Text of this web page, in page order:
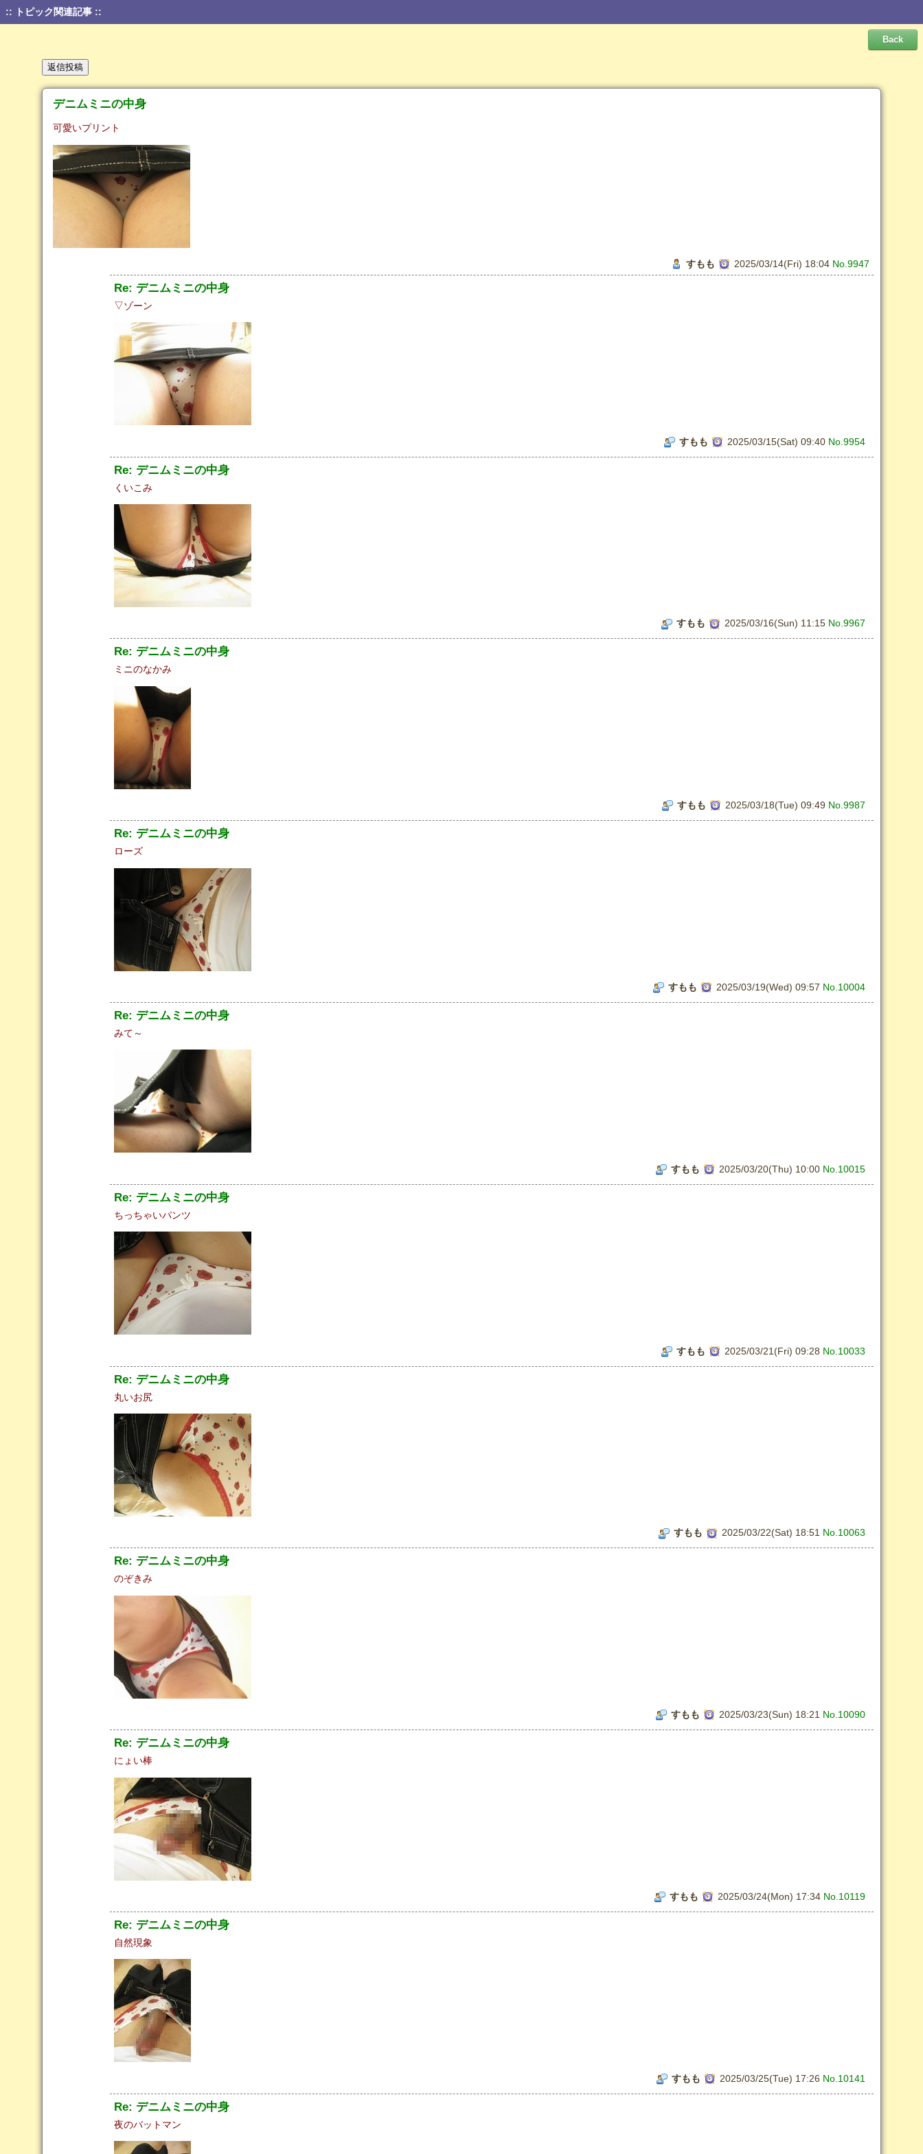
:: トピック関連記事 ::
デニムミニの中身
可愛いプリント
すもも 2025/03/14(Fri) 18:04 No.9947
Re: デニムミニの中身
▽ゾーン
すもも 2025/03/15(Sat) 09:40 No.9954
Re: デニムミニの中身
くいこみ
すもも 2025/03/16(Sun) 11:15 No.9967
Re: デニムミニの中身
ミニのなかみ
すもも 2025/03/18(Tue) 09:49 No.9987
Re: デニムミニの中身
ローズ
すもも 2025/03/19(Wed) 09:57 No.10004
Re: デニムミニの中身
みて～
すもも 2025/03/20(Thu) 10:00 No.10015
Re: デニムミニの中身
ちっちゃいパンツ
すもも 2025/03/21(Fri) 09:28 No.10033
Re: デニムミニの中身
丸いお尻
すもも 2025/03/22(Sat) 18:51 No.10063
Re: デニムミニの中身
のぞきみ
すもも 2025/03/23(Sun) 18:21 No.10090
Re: デニムミニの中身
にょい棒
すもも 2025/03/24(Mon) 17:34 No.10119
Re: デニムミニの中身
自然現象
すもも 2025/03/25(Tue) 17:26 No.10141
Re: デニムミニの中身
夜のバットマン